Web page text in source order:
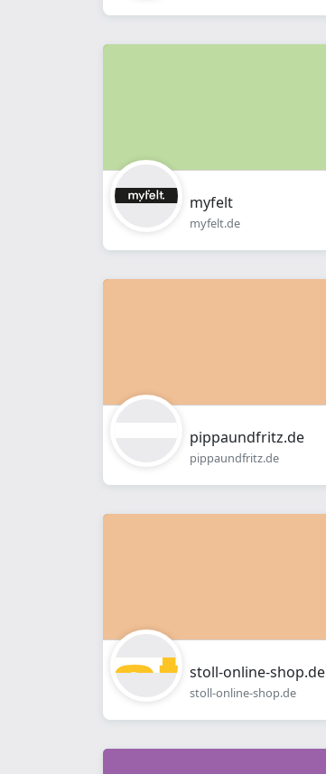
myfelt
myfelt.de
pippaundfritz.de
pippaundfritz.de
stoll-online-shop.de
stoll-online-shop.de